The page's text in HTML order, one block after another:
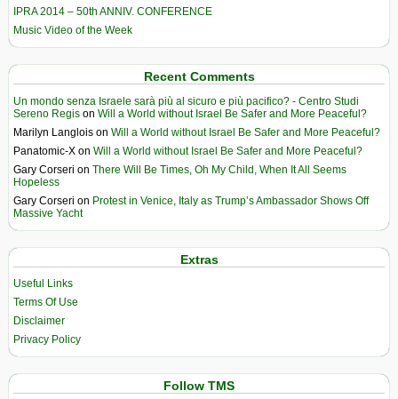
IPRA 2014 – 50th ANNIV. CONFERENCE
Music Video of the Week
Recent Comments
Un mondo senza Israele sarà più al sicuro e più pacifico? - Centro Studi
Sereno Regis on Will a World without Israel Be Safer and More Peaceful?
Marilyn Langlois on Will a World without Israel Be Safer and More Peaceful?
Panatomic-X on Will a World without Israel Be Safer and More Peaceful?
Gary Corseri on There Will Be Times, Oh My Child, When It All Seems
Hopeless
Gary Corseri on Protest in Venice, Italy as Trump’s Ambassador Shows Off
Massive Yacht
Extras
Useful Links
Terms Of Use
Disclaimer
Privacy Policy
Follow TMS